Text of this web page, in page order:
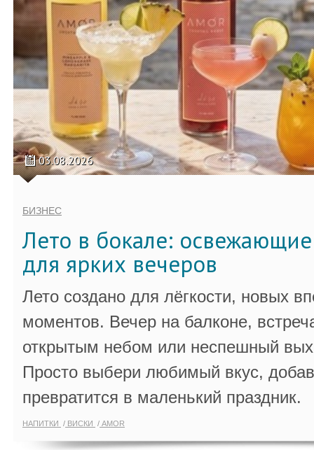
03.08.2026
БИЗНЕС
Лето в бокале:
для ярких вечеров
Лето создано для лёгкости, новых
моментов. Вечер на балконе,
открытым небом или неспешный
Просто выбери любимый вкус,
превратится в маленький праздник.
НАПИТКИ ВИСКИ AMOR